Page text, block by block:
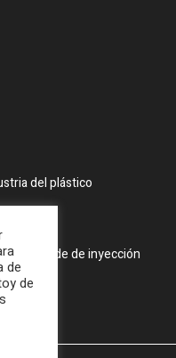
del plástico
de molde de inyección
de
de